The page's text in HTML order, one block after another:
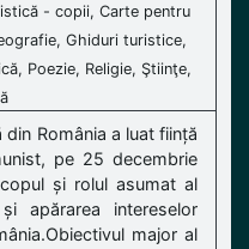
- copii, Carte pentru
Ghiduri turistice,
Poezie, Religie, Ştiinţe,
România a luat ființă
pe 25 decembrie
și rolul asumat al
apărarea intereselor
major al